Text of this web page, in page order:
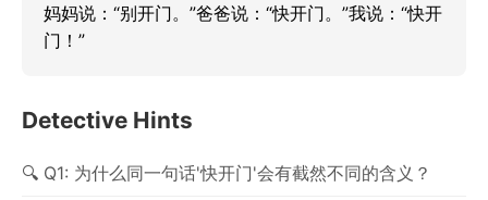
妈妈说：“别开门。”爸爸说：“快开门。”我说：“快开
门！”
Detective Hints
Q1: 为什么同一句话'快开门'会有截然不同的含义？